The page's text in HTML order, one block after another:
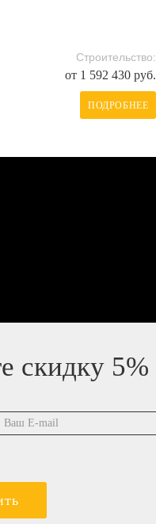
Строительство:
от 1 592 430 руб.
ПОДРОБНЕЕ
скидку 5%